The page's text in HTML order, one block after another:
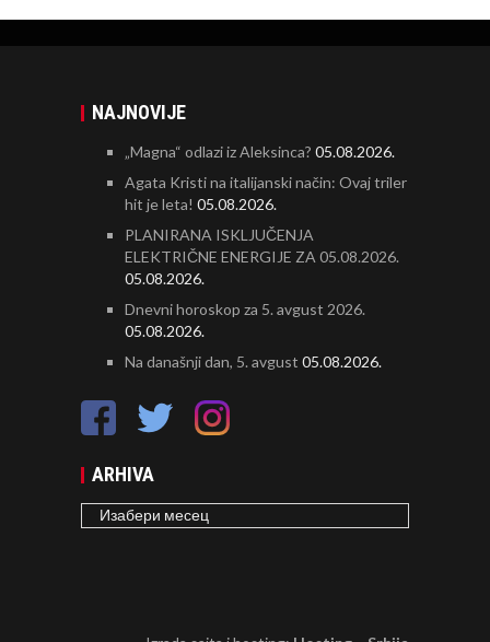
NAJNOVIJE
„Magna“ odlazi iz Aleksinca? 05.08.2026.
Agata Kristi na italijanski način: Ovaj triler
hit je leta! 05.08.2026.
PLANIRANA ISKLJUČENJA
ELEKTRIČNE ENERGIJE ZA 05.08.2026.
05.08.2026.
Dnevni horoskop za 5. avgust 2026.
05.08.2026.
Na današnji dan, 5. avgust 05.08.2026.
ARHIVA
ARHIVA